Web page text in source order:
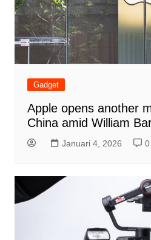
Gadget
Apple opens another
China amid William
Januari 4, 2026 0